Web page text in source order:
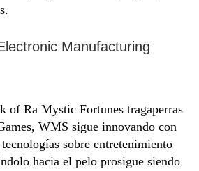
Manufacturing
WMS sigue innovando con
sobre entretenimiento
hacia el pelo prosigue siendo